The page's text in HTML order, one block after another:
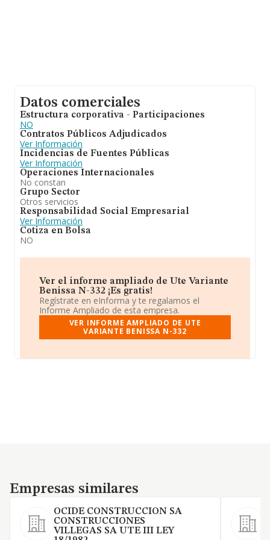
Datos comerciales
Estructura corporativa - Participaciones
NO
Contratos Públicos Adjudicados
Ver Información
Incidencias de Fuentes Públicas
Ver Información
Operaciones Internacionales
No constan
Grupo Sector
Otros servicios
Responsabilidad Social Empresarial
Ver Información
Cotiza en Bolsa
NO
Ver el informe ampliado de Ute Variante
Benissa N-332 ¡Es gratis!
Regístrate en eInforma y te regalamos el
Informe Ampliado de esta empresa.
VER INFORME AMPLIADO DE UTE
VARIANTE BENISSA N-332
Empresas similares
Empresas similares
OCIDE CONSTRUCCION SA
CONSTRUCCIONES
VILLEGAS SA UTE III LEY